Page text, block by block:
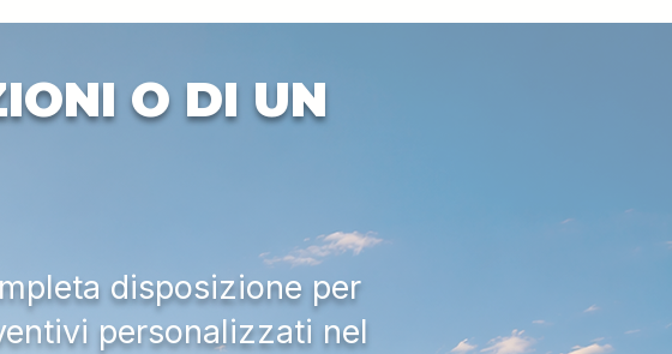
O DI UN
disposizione per
personalizzati nel